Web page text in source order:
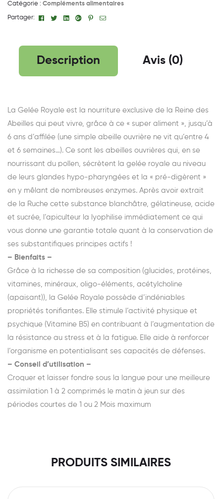
Catégorie : Compléments alimentaires
Partager: FacebookGazouillement
LinkedinGoogle+Pinterest
E-
Description Avis (0)
La Gelée Royale est la nourriture exclusive de la Reine des
Abeilles qui peut vivre, grâce à ce « super aliment », jusqu’à
6 ans d’affilée (une simple abeille ouvrière ne vit qu’entre 4
et 6 semaines…). Ce sont les abeilles ouvrières qui, en se
nourrissant du pollen, sécrètent la gelée royale au niveau
de leurs glandes hypo-pharyngées et la « pré-digèrent »
en y mêlant de nombreuses enzymes. Après avoir extrait
de la Ruche cette substance blanchâtre, gélatineuse, acide
et sucrée, l’apiculteur la lyophilise immédiatement ce qui
vous donne une garantie totale quant à la conservation de
ses substantifiques principes actifs !
– Bienfaits –
Grâce à la richesse de sa composition (glucides, protéines,
vitamines, minéraux, oligo-éléments, acétylcholine
(apaisant)), la Gelée Royale possède d’indéniables
propriétés tonifiantes. Elle stimule l’activité physique et
psychique (Vitamine B5) en contribuant à l’augmentation de
la résistance au stress et à la fatigue. Elle aide à renforcer
l’organisme en potentialisant ses capacités de défenses.
– Conseil d’utilisation –
Croquer et laisser fondre sous la langue pour une meilleure
assimilation 1 à 2 comprimés le matin à jeun sur des
périodes courtes de 1 ou 2 Mois maximum
PRODUITS SIMILAIRES